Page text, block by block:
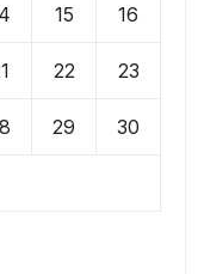
15 16
22 23
29 30